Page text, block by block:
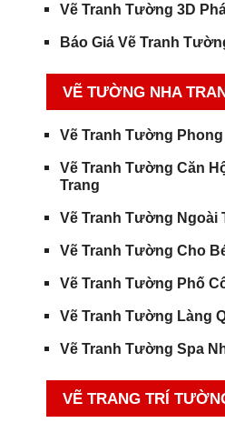
Vẽ Tranh Tường 3D
Báo Giá Vẽ Tranh
VẼ TƯỜNG NHA
Vẽ Tranh Tường
Vẽ Tranh Tường Căn
Trang
Vẽ Tranh Tường Ngoài
Vẽ Tranh Tường Cho
Vẽ Tranh Tường Phố
Vẽ Tranh Tường Làng
Vẽ Tranh Tường Spa
VẼ TRANG TRÍ